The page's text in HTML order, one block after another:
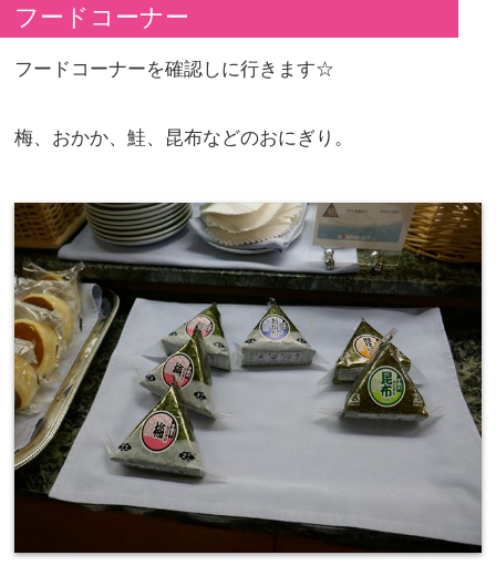
フードコーナー
フードコーナーを確認しに行きます☆
梅、おかか、鮭、昆布などのおにぎり。